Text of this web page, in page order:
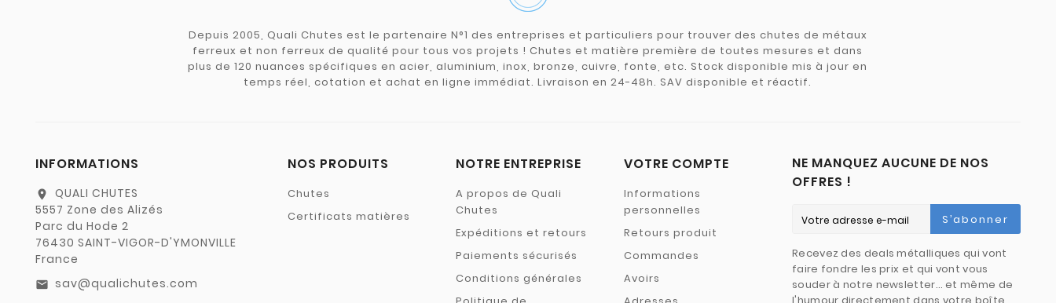
Depuis 2005, Quali Chutes est le partenaire N°1 des entreprises et particuliers pour trouver des chutes de métaux
ferreux et non ferreux de qualité pour tous vos projets ! Chutes et matière première de toutes mesures et dans
plus de 120 nuances spécifiques en acier, aluminium, inox, bronze, cuivre, fonte, etc. Stock disponible mis à jour en
temps réel, cotation et achat en ligne immédiat. Livraison en 24-48h. SAV disponible et réactif.
INFORMATIONS
location_on
QUALI CHUTES
5557 Zone des Alizés
Parc du Hode 2
76430 SAINT-VIGOR-D'YMONVILLE
France
email sav@qualichutes.com
NOS PRODUITS
Chutes
Certificats matières
NOTRE ENTREPRISE
A propos de Quali
Chutes
Expéditions et retours
Paiements sécurisés
Conditions générales
VOTRE COMPTE
Informations
personnelles
Retours produit
Commandes
Avoirs
NE MANQUEZ AUCUNE DE NOS
OFFRES !
S’abonner
Recevez des deals métalliques qui vont
faire fondre les prix et qui vont vous
souder à notre newsletter… et même de